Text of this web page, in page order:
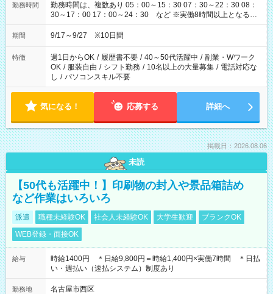
勤務時間
勤務時間は、複数あり 05：00～15：30 07：30～22：30 08：
30～17：00 17：00～24：30 など ※実働8時間以上となる勤
務もあります。 【休憩】60分+他休憩あり 交替で取得します。
安全面に配慮しこまめな休憩があります。
期間 9/17～9/27 ※10日間
特徴 週1日からOK / 履歴書不要 / 40～50代活躍中 / 副業・Wワーク
OK / 服装自由 / シフト勤務 / 10名以上の大量募集 / 電話対応な
し / パソコンスキル不要
気になる！ 応募する 詳細へ
掲載日：2026.08.06
未読
【50代も活躍中！】印刷物の封入や景品箱詰め
など作業はいろいろ
派遣 職種未経験OK 社会人未経験OK 大学生歓迎
ブランクOK
WEB登録・面接OK
給与
時給1400円 ＊日給9,800円＝時給1,400円×実働7時間 ＊日払
い・週払い（速払システム）制度あり
勤務地
名古屋市西区